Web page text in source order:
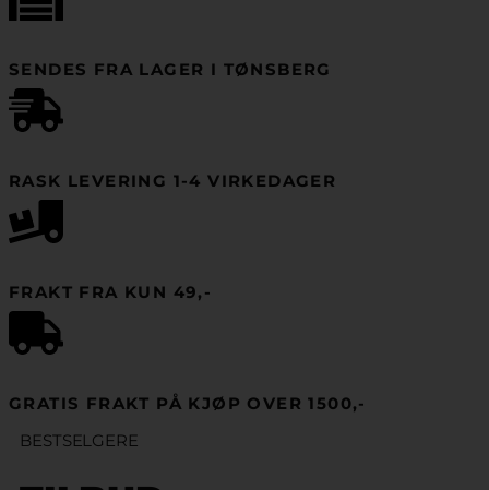
SENDES FRA LAGER I TØNSBERG
RASK LEVERING 1-4 VIRKEDAGER
FRAKT FRA KUN 49,-
GRATIS FRAKT PÅ KJØP OVER 1500,-
BESTSELGERE